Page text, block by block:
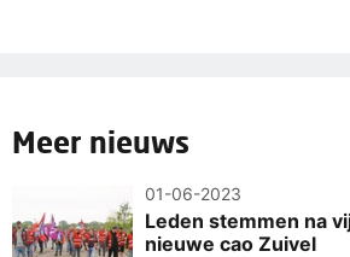
Meer nieuws
01-06-2023
Leden stemmen na
nieuwe cao Zuivel